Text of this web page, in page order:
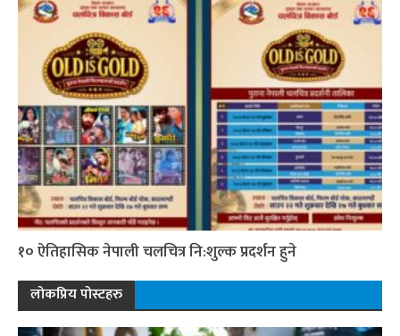
१० ऐतिहासिक नेपाली चलचित्र नि:शुल्क प्रदर्शन हुने
लोकप्रिय पोस्टहरु